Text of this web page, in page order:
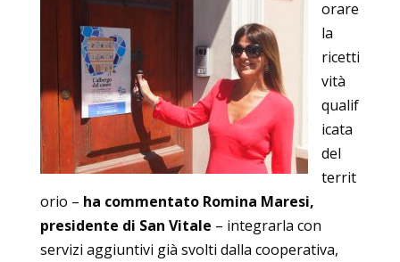
orare
la
ricetti
vità
qualif
icata
del
territ
orio – ha commentato Romina Maresi,
presidente di San Vitale – integrarla con
servizi aggiuntivi già svolti dalla cooperativa,